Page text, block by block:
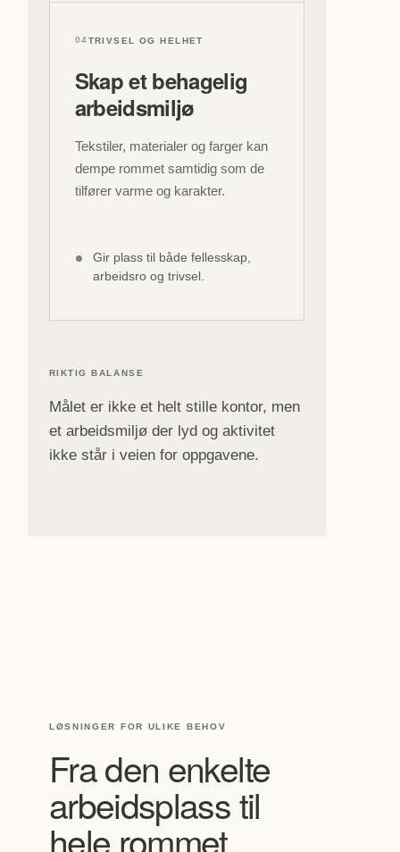
04TRIVSEL OG HELHET
Skap et behagelig
arbeidsmiljø
Tekstiler, materialer og farger kan
dempe rommet samtidig som de
tilfører varme og karakter.
Gir plass til både fellesskap,
arbeidsro og trivsel.
RIKTIG BALANSE
Målet er ikke et helt stille kontor, men
et arbeidsmiljø der lyd og aktivitet
ikke står i veien for oppgavene.
LØSNINGER FOR ULIKE BEHOV
Fra den enkelte
arbeidsplass til
hele rommet.